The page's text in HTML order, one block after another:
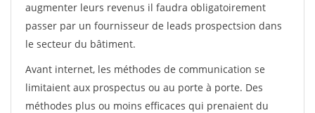
augmenter leurs revenus il faudra obligatoirement
passer par un fournisseur de leads prospectsion dans
le secteur du bâtiment.
Avant internet, les méthodes de communication se
limitaient aux prospectus ou au porte à porte. Des
méthodes plus ou moins efficaces qui prenaient du